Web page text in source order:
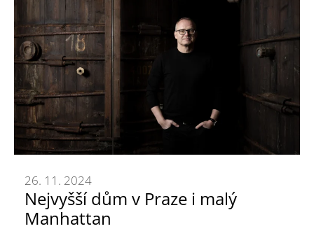
Nejvyšší dům v Praze i malý
Manhattan
26. 11. 2024